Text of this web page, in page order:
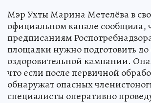
Мэр Ухты Марина Метелёва в
официальном канале сообщила,
предписаниям
площадки нужно подготовить до
оздоровительной кампании.
что если после первичной
обнаружат опасных
специалисты оперативно